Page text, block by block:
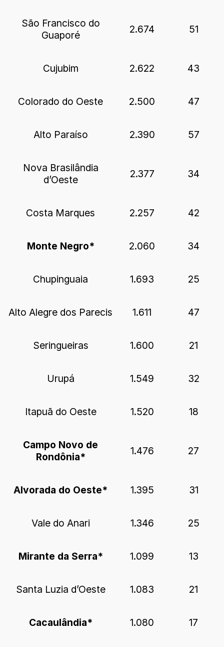
São Francisco do
Guaporé
2.674 51
Cujubim 2.622 43
Colorado do Oeste 2.500 47
Alto Paraíso 2.390 57
Nova Brasilândia
d’Oeste
2.377 34
Costa Marques 2.257 42
Monte Negro* 2.060 34
Chupinguaia 1.693 25
Alto Alegre dos Parecis 1.611 47
Seringueiras 1.600 21
Urupá 1.549 32
Itapuã do Oeste 1.520 18
Campo Novo de
Rondônia*
1.476 27
Alvorada do Oeste* 1.395 31
Vale do Anari 1.346 25
Mirante da Serra* 1.099 13
Santa Luzia d’Oeste 1.083 21
Cacaulândia* 1.080 17